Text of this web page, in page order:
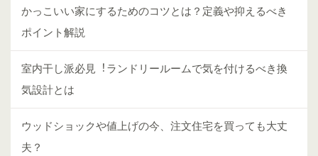
かっこいい家にするためのコツとは？定義や抑えるべき
ポイント解説
室内⼲し派必⾒︕ランドリールームで気を付けるべき換
気設計とは
ウッドショックや値上げの今、注文住宅を買っても大丈
夫？